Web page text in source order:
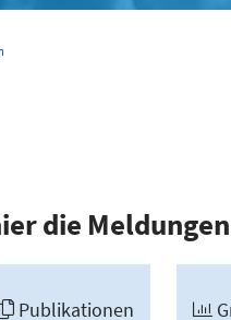
die
Publi­ka­tionen